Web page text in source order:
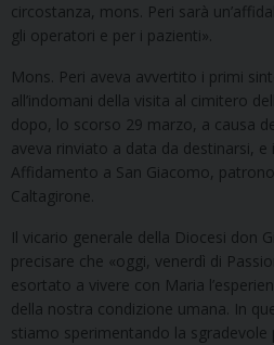
circostanza, mons. Peri sarà
gli operatori e per i pazienti».
Mons. Peri aveva avvertito i primi
all’indomani della visita al cimitero
dopo, lo scorso 29 marzo, a causa
aveva rinviato a data da destinarsi, e
Affidamento a San Giacomo,
Caltagirone.
Il vicario generale della Diocesi don
precisare che «oggi, venerdì di
esortato a vivere con Maria
della nostra condizione umana. In
stiamo sperimentando la